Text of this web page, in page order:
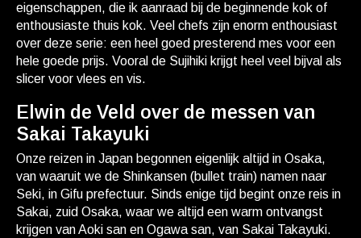
eigenschappen, die ik aanraad bij de beginnende kok of
enthousiaste thuis kok. Veel chefs zijn enorm enthousiast
over deze serie: een heel goed presterend mes voor een
hele goede prijs. Vooral de Sujihiki krijgt heel veel bijval als
slicer voor vlees en vis.
Elwin de Veld over de messen van
Sakai Takayuki
Onze reizen in Japan begonnen eigenlijk altijd in Osaka,
van waaruit we de Shinkansen (bullet train) namen naar
Seki, in Gifu prefectuur. Sinds enige tijd begint onze reis in
Sakai, zuid Osaka, waar we altijd een warm ontvangst
krijgen van Aoki san en Ogawa san, van Sakai Takayuki.